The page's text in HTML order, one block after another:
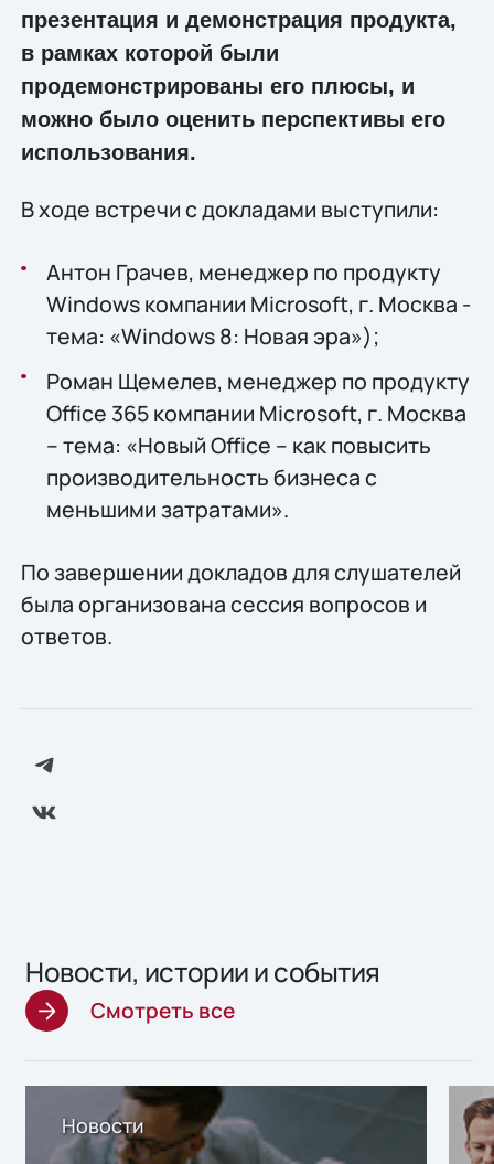
презентация и демонстрация продукта,
в рамках которой были
продемонстрированы его плюсы, и
можно было оценить перспективы его
использования.
В ходе встречи с докладами выступили:
Антон Грачев, менеджер по продукту
Windows компании Microsoft, г. Москва -
тема: «Windows 8: Новая эра»);
Роман Щемелев, менеджер по продукту
Office 365 компании Microsoft, г. Москва
– тема: «Новый Office – как повысить
производительность бизнеса с
меньшими затратами».
По завершении докладов для слушателей
была организована сессия вопросов и
ответов.
Новости, истории и события
Смотреть все
Новости